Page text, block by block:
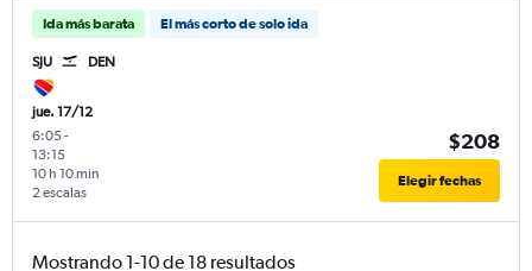
Ida más barata El más corto de solo ida
SJU DEN
jue. 17/12
6:05-
13:15
2 escalas
10 h 10 min
$208
Elegir fechas
Mostrando 1-10 de 18 resultados